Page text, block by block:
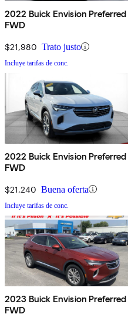
2022 Buick Envision Preferred
FWD
$21,980 Trato justo
Incluye tarifas de conc.
2022 Buick Envision Preferred
FWD
$21,240 Buena oferta
Incluye tarifas de conc.
2023 Buick Envision Preferred
FWD